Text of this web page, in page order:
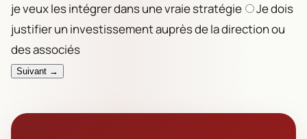
je veux les intégrer dans une vraie stratégie
Je dois
justifier un investissement auprès de la direction ou
des associés
Suivant →